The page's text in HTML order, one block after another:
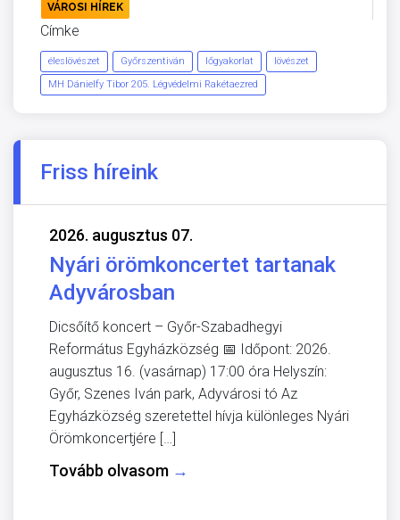
VÁROSI HÍREK
Címke
éleslövészet Győrszentiván lőgyakorlat
lövészet
MH Dánielfy Tibor 205. Légvédelmi Rakétaezred
Friss híreink
2026. augusztus 07.
Nyári örömkoncertet tartanak
Adyvárosban
Dicsőítő koncert – Győr-Szabadhegyi
Református Egyházközség 📅 Időpont: 2026.
augusztus 16. (vasárnap) 17:00 óra Helyszín:
Győr, Szenes Iván park, Adyvárosi tó Az
Egyházközség szeretettel hívja különleges Nyári
Örömkoncertjére […]
Tovább olvasom →